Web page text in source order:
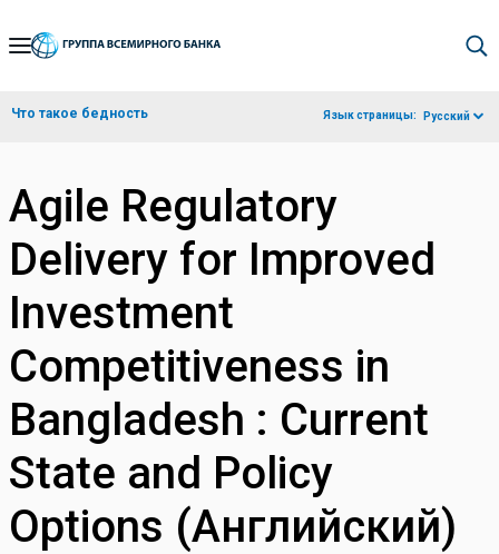
Skip
Navigation
Что такое бедность Язык страницы: Русский
Agile Regulatory
Delivery for Improved
Investment
Competitiveness in
Bangladesh : Current
State and Policy
Options (Английский)